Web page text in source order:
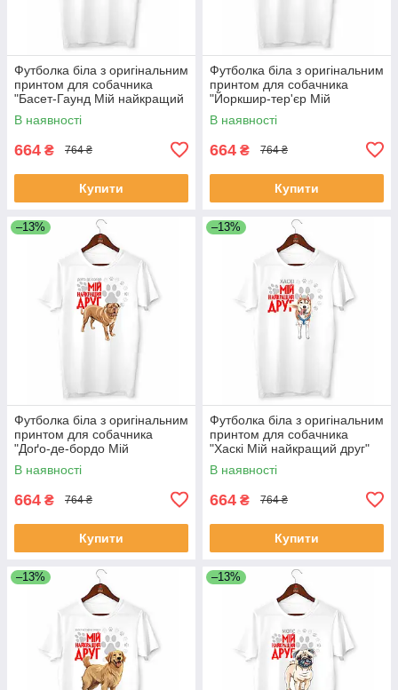
Футболка біла з оригінальним
принтом для собачника
"Басет-Гаунд Мій найкращий
друг" Push IT
В наявності
664 ₴ 764 ₴
Купити
Футболка біла з оригінальним
принтом для собачника
"Йоркшир-тер'єр Мій
найкращий друг" Push IT
В наявності
664 ₴ 764 ₴
Купити
–13%
Футболка біла з оригінальним
принтом для собачника
"Доґо-де-бордо Мій
найкращий друг" Push IT
В наявності
664 ₴ 764 ₴
Купити
–13%
Футболка біла з оригінальним
принтом для собачника
"Хаскі Мій найкращий друг"
Push IT
В наявності
664 ₴ 764 ₴
Купити
–13% –13%